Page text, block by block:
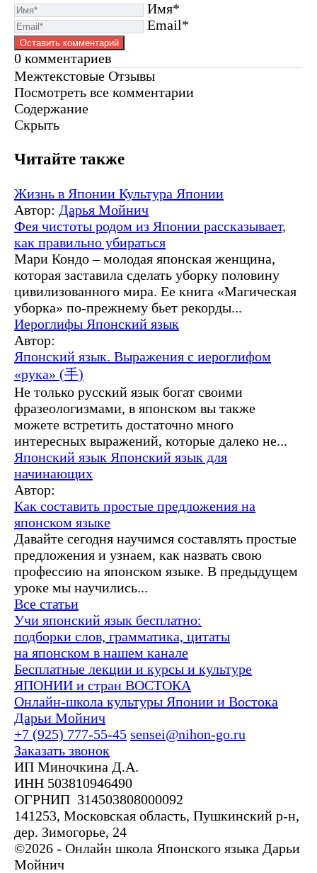
Имя*
Email*
0 комментариев
Межтекстовые Отзывы
Посмотреть все комментарии
Содержание
Скрыть
Читайте также
Жизнь в Японии Культура Японии
Автор: Дарья Мойнич
Фея чистоты родом из Японии рассказывает,
как правильно убираться
Мари Кондо – молодая японская женщина,
которая заставила сделать уборку половину
цивилизованного мира. Ее книга «Магическая
уборка» по-прежнему бьет рекорды...
Иероглифы Японский язык
Автор:
Японский язык. Выражения с иероглифом
«рука» (手)
Не только русский язык богат своими
фразеологизмами, в японском вы также
можете встретить достаточно много
интересных выражений, которые далеко не...
Японский язык Японский язык для
начинающих
Автор:
Как составить простые предложения на
японском языке
Давайте сегодня научимся составлять простые
предложения и узнаем, как назвать свою
профессию на японском языке. В предыдущем
уроке мы научились...
Все статьи
Учи японский язык бесплатно:
подборки слов, грамматика, цитаты
на японском в нашем канале
Бесплатные лекции и курсы и культуре
ЯПОНИИ и стран ВОСТОКА
Онлайн-школа культуры Японии и Востока
Дарьи Мойнич
+7 (925) 777-55-45 sensei@nihon-go.ru
Заказать звонок
ИП Миночкина Д.А.
ИНН 503810946490
ОГРНИП 314503808000092
141253, Московская область, Пушкинский р-н,
дер. Зимогорье, 24
©2026 - Онлайн школа Японского языка Дарьи
Мойнич